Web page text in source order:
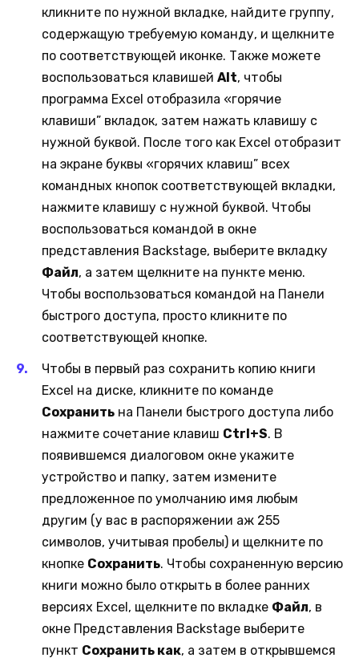
кликните по нужной вкладке, найдите группу,
содержащую требуемую команду, и щелкните
по соответствующей иконке. Также можете
воспользоваться клавишей Alt, чтобы
программа Excel отобразила «горячие
клавиши” вкладок, затем нажать клавишу с
нужной буквой. После того как Excel отобразит
на экране буквы «горячих клавиш” всех
командных кнопок соответствующей вкладки,
нажмите клавишу с нужной буквой. Чтобы
воспользоваться командой в окне
представления Backstage, выберите вкладку
Файл, а затем щелкните на пункте меню.
Чтобы воспользоваться командой на Панели
быстрого доступа, просто кликните по
соответствующей кнопке.
Чтобы в первый раз сохранить копию книги
Excel на диске, кликните по команде
Сохранить на Панели быстрого доступа либо
нажмите сочетание клавиш Ctrl+S. В
появившемся диалоговом окне укажите
устройство и папку, затем измените
предложенное по умолчанию имя любым
другим (у вас в распоряжении аж 255
символов, учитывая пробелы) и щелкните по
кнопке Сохранить. Чтобы сохраненную версию
книги можно было открыть в более ранних
версиях Excel, щелкните по вкладке Файл, в
окне Представления Backstage выберите
пункт Сохранить как, а затем в открывшемся